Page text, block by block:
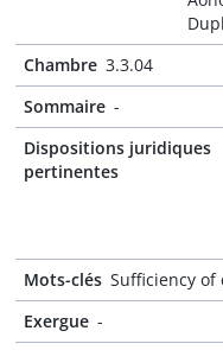
Chambre 3.3.04
Sommaire -
Dispositions juridiques
pertinentes
Mots-clés Sufficiency of
Exergue -